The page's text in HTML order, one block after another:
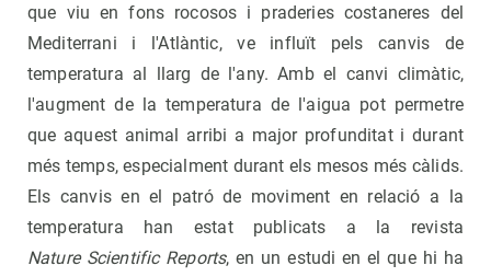
que viu en fons rocosos i praderies costaneres del
Mediterrani i l'Atlàntic, ve influït pels canvis de
temperatura al llarg de l'any. Amb el canvi climàtic,
l'augment de la temperatura de l'aigua pot permetre
que aquest animal arribi a major profunditat i durant
més temps, especialment durant els mesos més càlids.
Els canvis en el patró de moviment en relació a la
temperatura han estat publicats a la revista
Nature Scientific Reports, en un estudi en el que hi ha